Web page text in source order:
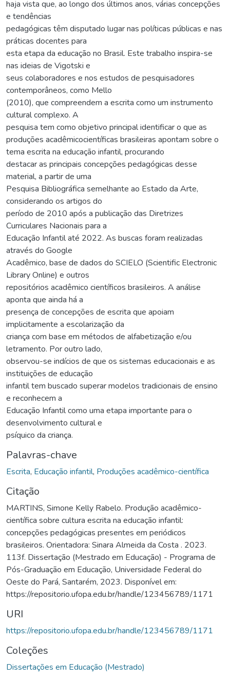
haja vista que, ao longo dos últimos anos, várias concepções
e tendências
pedagógicas têm disputado lugar nas políticas públicas e nas
práticas docentes para
esta etapa da educação no Brasil. Este trabalho inspira-se
nas ideias de Vigotski e
seus colaboradores e nos estudos de pesquisadores
contemporâneos, como Mello
(2010), que compreendem a escrita como um instrumento
cultural complexo. A
pesquisa tem como objetivo principal identificar o que as
produções acadêmicocientíficas brasileiras apontam sobre o
tema escrita na educação infantil, procurando
destacar as principais concepções pedagógicas desse
material, a partir de uma
Pesquisa Bibliográfica semelhante ao Estado da Arte,
considerando os artigos do
período de 2010 após a publicação das Diretrizes
Curriculares Nacionais para a
Educação Infantil até 2022. As buscas foram realizadas
através do Google
Acadêmico, base de dados do SCIELO (Scientific Electronic
Library Online) e outros
repositórios acadêmico científicos brasileiros. A análise
aponta que ainda há a
presença de concepções de escrita que apoiam
implicitamente a escolarização da
criança com base em métodos de alfabetização e/ou
letramento. Por outro lado,
observou-se indícios de que os sistemas educacionais e as
instituições de educação
infantil tem buscado superar modelos tradicionais de ensino
e reconhecem a
Educação Infantil como uma etapa importante para o
desenvolvimento cultural e
psíquico da criança.
Palavras-chave
Escrita, Educação infantil, Produções acadêmico-científica
Citação
MARTINS, Simone Kelly Rabelo. Produção acadêmico-
científica sobre cultura escrita na educação infantil:
concepções pedagógicas presentes em periódicos
brasileiros. Orientadora: Sinara Almeida da Costa . 2023.
113f. Dissertação (Mestrado em Educação) - Programa de
Pós-Graduação em Educação, Universidade Federal do
Oeste do Pará, Santarém, 2023. Disponível em:
https://repositorio.ufopa.edu.br/handle/123456789/1171
URI
https://repositorio.ufopa.edu.br/handle/123456789/1171
Coleções
Dissertações em Educação (Mestrado)